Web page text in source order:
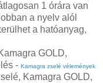
1 órára van
a nyelv alól
a hatóanyag,
GOLD,
- Kamagra zselé vélemények
Kamagra GOLD,